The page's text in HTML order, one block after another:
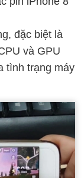
đặc biệt là
và GPU
tình trạng máy